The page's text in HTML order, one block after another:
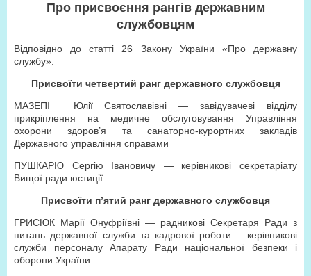
Про присвоєння рангів державним
службовцям
Відповідно до статті 26 Закону України «Про державну
службу»:
Присвоїти четвертий ранг державного службовця
МАЗЕПІ Юлії Святославівні—завідувачеві відділу
прикріплення на медичне обслуговування Управління
охорони здоров’я та санаторно-курортних закладів
Державного управління справами
ПУШКАРЮ Сергію Івановичу — керівникові секретаріату
Вищої ради юстиції
Присвоїти п’ятий ранг державного службовця
ГРИСЮК Марії Онуфріївні — радникові Секретаря Ради з
питань державної служби та кадрової роботи – керівникові
служби персоналу Апарату Ради національної безпеки і
оборони України